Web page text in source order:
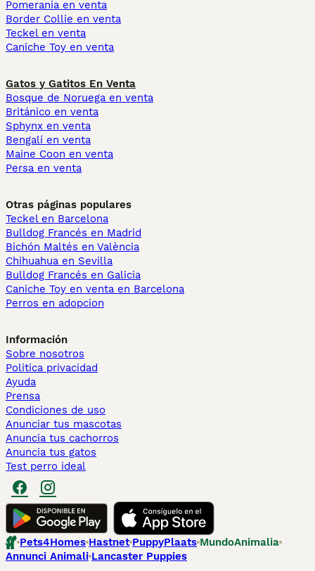
Pomerania en venta
Border Collie en venta
Teckel en venta
Caniche Toy en venta
Gatos y Gatitos En Venta
Bosque de Noruega en venta
Británico en venta
Sphynx en venta
Bengalí en venta
Maine Coon en venta
Persa en venta
Otras páginas populares
Teckel en Barcelona
Bulldog Francés en Madrid
Bichón Maltés en València
Chihuahua en Sevilla
Bulldog Francés en Galicia
Caniche Toy en venta en Barcelona
Perros en adopcion
Información
Sobre nosotros
Politica privacidad
Ayuda
Prensa
Condiciones de uso
Anunciar tus mascotas
Anuncia tus cachorros
Anuncia tus gatos
Test perro ideal
Pets4Homes Hastnet PuppyPlaats MundoAnimalia
Annunci Animali Lancaster Puppies